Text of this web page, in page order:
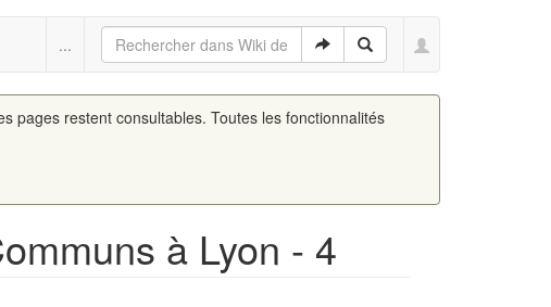
...
pages restent consultables. Toutes les fonctionnalités
à Lyon - 4